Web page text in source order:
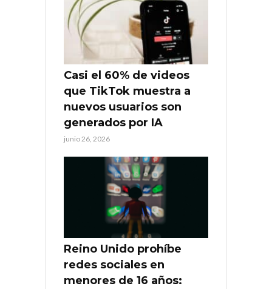
Casi el 60% de videos
que TikTok muestra a
nuevos usuarios son
generados por IA
junio 26, 2026
Reino Unido prohíbe
redes sociales en
menores de 16 años: